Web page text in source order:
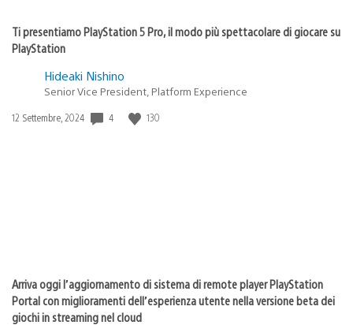
Ti presentiamo PlayStation 5 Pro, il modo più spettacolare di giocare su
PlayStation
Hideaki Nishino
Senior Vice President, Platform Experience
Data
12 Settembre, 2024 4 130
Arriva oggi l’aggiornamento di sistema di remote player PlayStation
Portal con miglioramenti dell’esperienza utente nella versione beta dei
giochi in streaming nel cloud